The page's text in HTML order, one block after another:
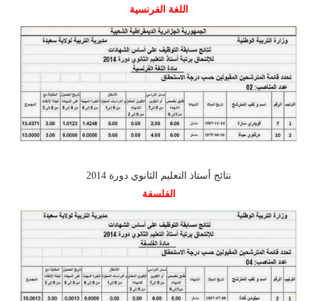
اللغة الفرنسية
نتائج أستاذ التعليم الثانوي دورة 2014
الفلسفة